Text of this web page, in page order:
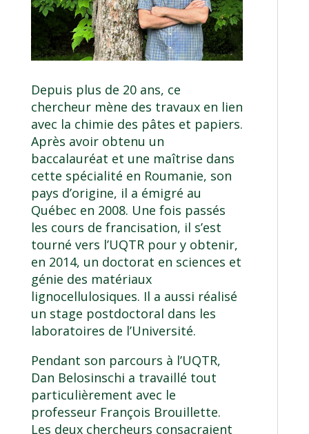
Depuis plus de 20 ans, ce
chercheur mène des travaux en lien
avec la chimie des pâtes et papiers.
Après avoir obtenu un
baccalauréat et une maîtrise dans
cette spécialité en Roumanie, son
pays d’origine, il a émigré au
Québec en 2008. Une fois passés
les cours de francisation, il s’est
tourné vers l’UQTR pour y obtenir,
en 2014, un doctorat en sciences et
génie des matériaux
lignocellulosiques. Il a aussi réalisé
un stage postdoctoral dans les
laboratoires de l’Université.
Pendant son parcours à l’UQTR,
Dan Belosinschi a travaillé tout
particulièrement avec le
professeur François Brouillette.
Les deux chercheurs consacraient